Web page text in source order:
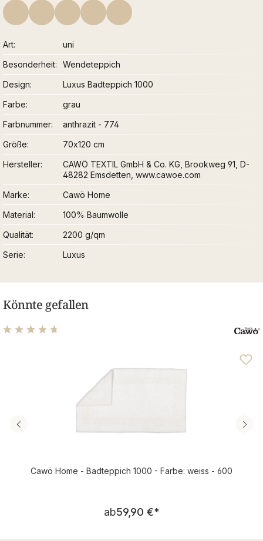
Art
uni
Besonderheit
Wendeteppich
Design
Luxus Badteppich 1000
Farbe
grau
Farbnummer
anthrazit - 774
Größe
70x120 cm
Hersteller
CAWÖ TEXTIL GmbH & Co. KG, Brookweg 91, D-
48282 Emsdetten, www.cawoe.com
Marke
Cawö Home
Material
100% Baumwolle
Qualität
2200 g/qm
Serie
Luxus
Könnte gefallen
Cawö Home - Badteppich 1000 - Farbe: weiss - 600
Regulärer Preis:
ab59,90 €*